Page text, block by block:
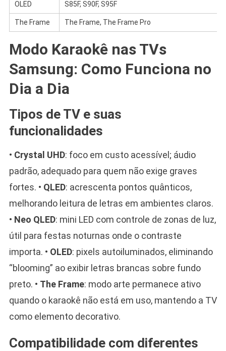
OLED S85F, S90F, S95F
The Frame The Frame, The Frame Pro
Modo Karaokê nas TVs
Samsung: Como Funciona no
Dia a Dia
Tipos de TV e suas
funcionalidades
• Crystal UHD: foco em custo acessível; áudio
padrão, adequado para quem não exige graves
fortes. • QLED: acrescenta pontos quânticos,
melhorando leitura de letras em ambientes claros.
• Neo QLED: mini LED com controle de zonas de luz,
útil para festas noturnas onde o contraste
importa. • OLED: pixels autoiluminados, eliminando
“blooming” ao exibir letras brancas sobre fundo
preto. • The Frame: modo arte permanece ativo
quando o karaokê não está em uso, mantendo a TV
como elemento decorativo.
Compatibilidade com diferentes